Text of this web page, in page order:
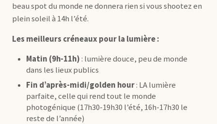
beau spot du monde ne donnera rien si vous shootez en
plein soleil à 14h l’été.
Les meilleurs créneaux pour la lumière :
Matin (9h-11h): lumière douce, peu de monde
dans les lieux publics
Fin d’après-midi/golden hour: LA lumière
parfaite, celle qui rend tout le monde
photogénique (17h30-19h30 l’été, 16h-17h30 le
reste de l’année)